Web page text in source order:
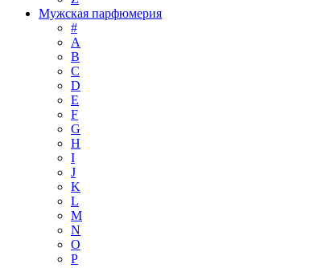
Мужская парфюмерия
#
A
B
C
D
E
F
G
H
I
J
K
L
M
N
O
P